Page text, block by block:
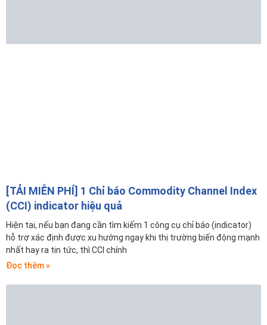
[TẢI MIỄN PHÍ] 1 Chỉ báo Commodity Channel Index
(CCI) indicator hiệu quả
Hiện tại, nếu bạn đang cần tìm kiếm 1 công cụ chỉ báo (indicator)
hỗ trợ xác định được xu hướng ngay khi thị trường biến động mạnh
nhất hay ra tin tức, thì CCI chính
Đọc thêm »